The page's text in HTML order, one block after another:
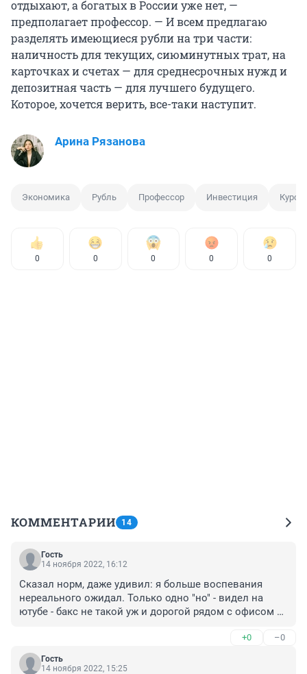
отдыхают, а богатых в России уже нет, —
предполагает профессор. — И всем предлагаю
разделять имеющиеся рубли на три части:
наличность для текущих, сиюминутных трат, на
карточках и счетах — для среднесрочных нужд и
депозитная часть — для лучшего будущего.
Которое, хочется верить, все-таки наступит.
Арина Рязанова
Экономика Рубль Профессор Инвестиция Курс
0 0 0 0 0
КОММЕНТАРИИ 14
Гость
14 ноября 2022, 16:12
Сказал норм, даже удивил: я больше воспевания
нереального ожидал. Только одно "но" - видел на
ютубе - бакс не такой уж и дорогой рядом с офисом
+0 –0
Гость
14 ноября 2022, 15:25